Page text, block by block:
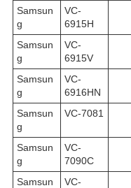
Samsun
g
VC-
6915H
Samsun
g
VC-
6915V
Samsun
g
VC-
6916HN
Samsun
g
VC-7081
Samsun
g
VC-
7090C
Samsun
VC-